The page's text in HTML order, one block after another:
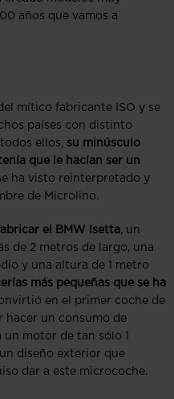
años que vamos a
mítico fabricante ISO y se
países con distinto
ellos, su minúsculo
que le hacían ser un
ha visto reinterpretado y
de Microlino.
el BMW Isetta, un
de 2 metros de largo, una
y una altura de 1 metro
más pequeñas que se ha
en el primer coche de
hacer un consumo de
un motor de tan sólo 1
diseño exterior que
dar a este microcoche.